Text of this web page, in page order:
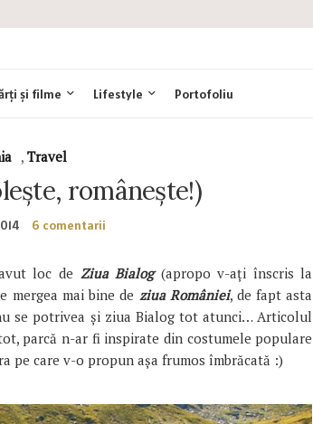
și filme Lifestyle Portofoliu
,Travel
românește!)
6 comentarii
loc de Ziua Bialog (apropo v-ați înscris la
mergea mai bine de ziua României, de fapt asta
se potrivea și ziua Bialog tot atunci… Articolul
parcă n-ar fi inspirate din costumele populare
pe care v-o propun așa frumos îmbrăcată :)